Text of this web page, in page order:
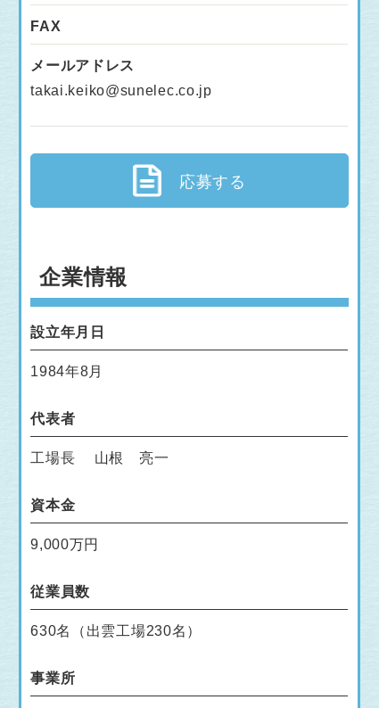
FAX
メールアドレス
takai.keiko@sunelec.co.jp
応募する
企業情報
設立年月日
1984年8月
代表者
工場長 山根 亮一
資本金
9,000万円
従業員数
630名（出雲工場230名）
事業所